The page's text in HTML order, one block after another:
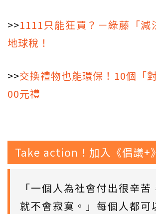
>>1111只能狂買？－綠藤「減
地球稅！
>>交換禮物也能環保！10個「
00元禮
Take action！加入《倡議+》
「一個人為社會付出很辛
就不會寂寞。」每個人都可